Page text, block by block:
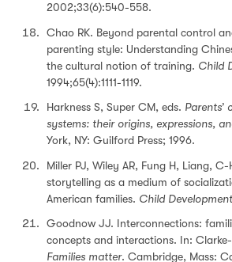
2002;33(6):540-558.
Chao RK. Beyond parental control
parenting style: Understanding
the cultural notion of training. Child
1994;65(4):1111-1119.
Harkness S, Super CM, eds. Parents’
systems: their origins, expressions,
York, NY: Guilford Press; 1996.
Miller PJ, Wiley AR, Fung H, Liang, C-
storytelling as a medium of
American families. Child Development
Goodnow JJ. Interconnections:
concepts and interactions. In:
Families matter. Cambridge, Mass: